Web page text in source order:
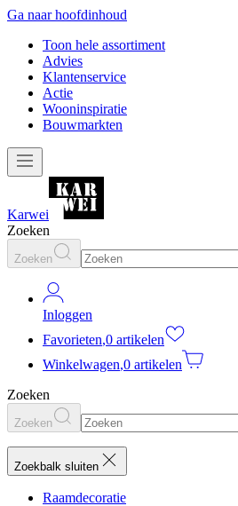
Ga naar hoofdinhoud
Toon hele assortiment
Advies
Klantenservice
Actie
Wooninspiratie
Bouwmarkten
Karwei
Zoeken
Zoeken
Inloggen
Favorieten,0 artikelen
Winkelwagen,0 artikelen
Zoeken
Zoeken
Zoekbalk sluiten
Raamdecoratie